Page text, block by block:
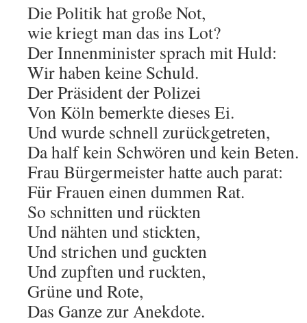
Die Politik hat große Not,
wie kriegt man das ins Lot?
Der Innenminister sprach mit Huld:
Wir haben keine Schuld.
Der Präsident der Polizei
Von Köln bemerkte dieses Ei.
Und wurde schnell zurückgetreten,
Da half kein Schwören und kein Beten.
Frau Bürgermeister hatte auch parat:
Für Frauen einen dummen Rat.
So schnitten und rückten
Und nähten und stickten,
Und strichen und guckten
Und zupften und ruckten,
Grüne und Rote,
Das Ganze zur Anekdote.